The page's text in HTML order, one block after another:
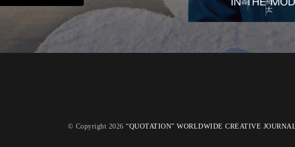
© Copyright 2026 “QUOTATION” WORLDWIDE CREATIVE